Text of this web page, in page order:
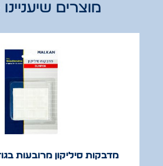
מוצרים
מדבקות סיליקון מרובעות בגודל 15*15